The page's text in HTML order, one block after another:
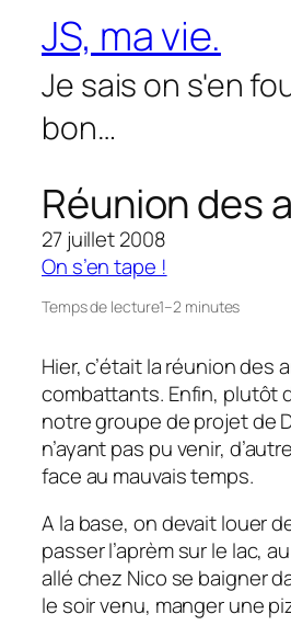
contenu
JS, ma vie.
Je sais on s'en
bon…
Réunion des
27 juillet 2008
On s’en tape !
Temps de lecture1–2 minutes
Hier, c’était la réunion des
combattants. Enfin, plutôt
notre groupe de projet de
n’ayant pas pu venir,
face au mauvais temps.
A la base, on devait louer
passer l’aprèm sur le lac,
allé chez Nico se baigner
le soir venu, manger une